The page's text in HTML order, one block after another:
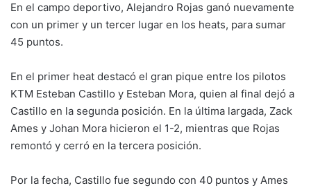
En el campo deportivo, Alejandro Rojas ganó nuevamente
con un primer y un tercer lugar en los heats, para sumar
45 puntos.
En el primer heat destacó el gran pique entre los pilotos
KTM Esteban Castillo y Esteban Mora, quien al final dejó a
Castillo en la segunda posición. En la última largada, Zack
Ames y Johan Mora hicieron el 1-2, mientras que Rojas
remontó y cerró en la tercera posición.
Por la fecha, Castillo fue segundo con 40 puntos y Ames